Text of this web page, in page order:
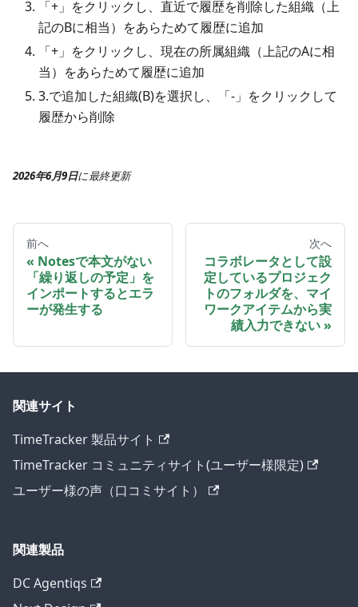
「+」をクリックし、直近で履歴を削除した組織（上
記のBに相当）をあらためて履歴に追加
「+」をクリックし、現在の所属組織（上記のAに相
当）をあらためて履歴に追加
3.で追加した組織(B)を選択し、「-」をクリックして
履歴から削除
2026年6月9日に最終更新
前へ
Notesで本文がない
「繰り返しの予定」を
インポートするとエラ
ーが発生する
次へ
コラボレータとして設
定しているプロジェク
トのフォルダを、マイ
ワークアイテムから実
績入力できない
関連サイト
TimeTracker 製品サイト
TimeTracker コミュニティサイト(ユーザー様限定)
ユーザー様の声（口コミサイト）
関連製品
DC Agentiqs